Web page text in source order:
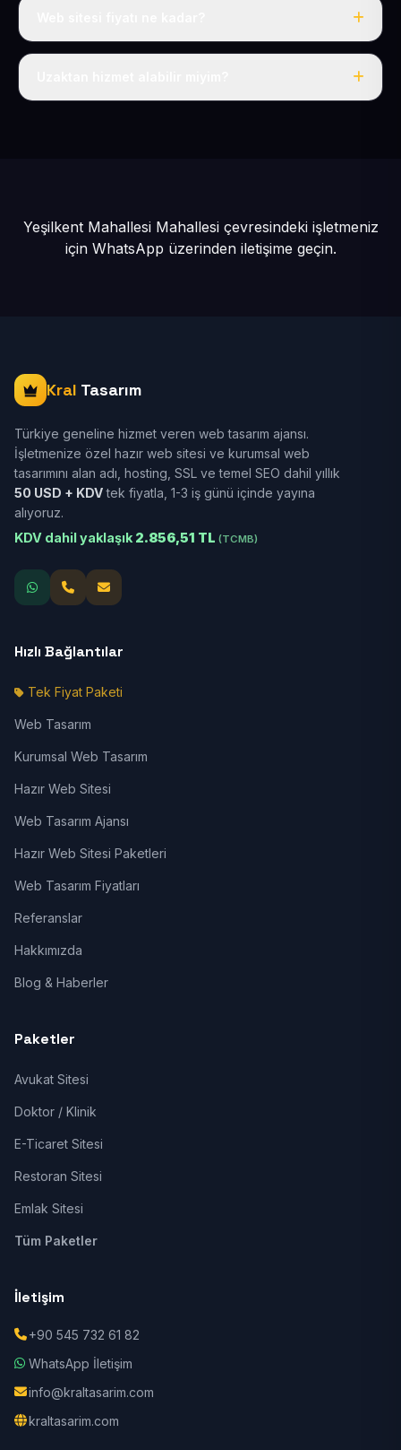
Tek fiyat: yılda 50 USD + KDV, her şey dahil.
Yeşilkent Mahallesi Mahallesi çevresindeki işletmeniz
için WhatsApp üzerinden iletişime geçin.
Kral Tasarım
Türkiye geneline hizmet veren web tasarım ajansı.
İşletmenize özel hazır web sitesi ve kurumsal web
tasarımını alan adı, hosting, SSL ve temel SEO dahil yıllık
50 USD + KDVtek fiyatla, 1-3 iş günü içinde yayına
alıyoruz.
KDV dahil yaklaşık 2.856,51 TL (TCMB)
Hızlı Bağlantılar
Tek Fiyat Paketi
Web Tasarım
Kurumsal Web Tasarım
Hazır Web Sitesi
Web Tasarım Ajansı
Hazır Web Sitesi Paketleri
Web Tasarım Fiyatları
Referanslar
Hakkımızda
Blog & Haberler
Paketler
Avukat Sitesi
Doktor / Klinik
E-Ticaret Sitesi
Restoran Sitesi
Emlak Sitesi
Tüm Paketler
İletişim
+90 545 732 61 82
WhatsApp İletişim
info@kraltasarim.com
kraltasarim.com